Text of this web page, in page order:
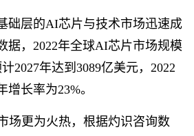
础层的AI芯片与技术市场迅速成
据，2022年全球AI芯片市场规模
2027年达到3089亿美元，2022
增长率为23%。
场更为火热，根据灼识咨询数